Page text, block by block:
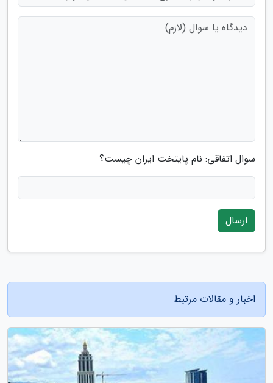
سوال اتفاقی: نام پایتخت ایران چیست؟
ارسال
اخبار و مقالات مرتبط